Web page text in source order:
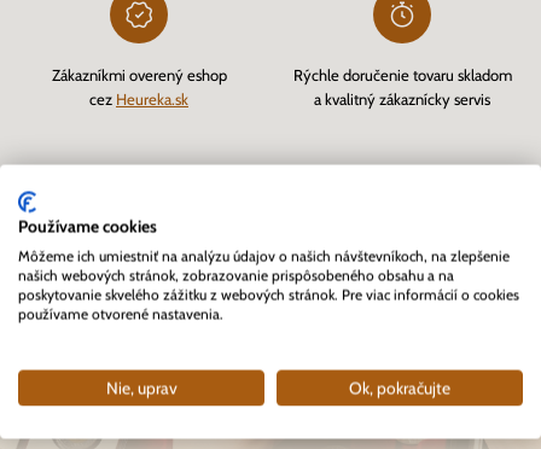
Zákazníkmi overený eshop
cez Heureka.sk
Rýchle doručenie tovaru skladom
a kvalitný zákaznícky servis
Používame cookies
Môžeme ich umiestniť na analýzu údajov o našich návštevníkoch, na zlepšenie
našich webových stránok, zobrazovanie prispôsobeného obsahu a na
poskytovanie skvelého zážitku z webových stránok. Pre viac informácií o cookies
používame otvorené nastavenia.
Nie, uprav Ok, pokračujte